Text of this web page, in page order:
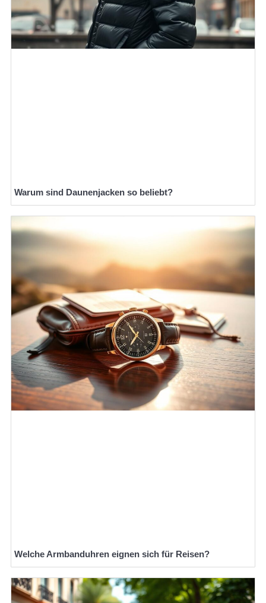
Warum sind Daunenjacken so beliebt?
Welche Armbanduhren eignen sich für Reisen?